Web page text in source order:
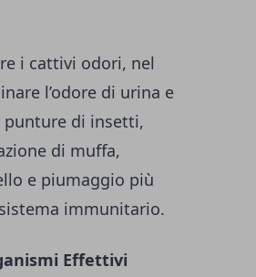
i cattivi odori, nel
l’odore di urina e
punture di insetti,
di muffa,
e piumaggio più
immunitario.
Effettivi